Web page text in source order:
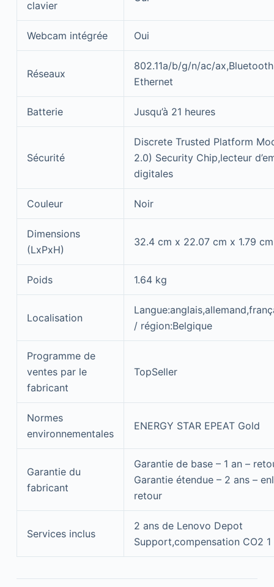
clavier
Webcam intégrée Oui
Réseaux
802.11a/b/g/n/ac/
Ethernet
Batterie Jusqu’à 21 heures
Sécurité
Discrete Trusted Platform
2.0) Security Chip,lecteur
digitales
Couleur Noir
Dimensions
(LxPxH)
32.4 cm x 22.07 cm x 1.79 cm
Poids 1.64 kg
Localisation
/ région:Belgique
Programme de
ventes par le
fabricant
TopSeller
Normes
environnementales
ENERGY STAR EPEAT Gold
Garantie du
fabricant
Garantie de base – 1 an –
Garantie étendue – 2 ans –
retour
Services inclus
2 ans de Lenovo Depot
Support,compensation CO2 1